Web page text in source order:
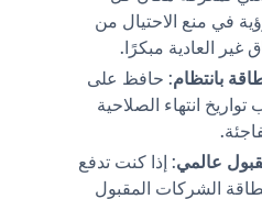
في منع الاحتيال من
غير العادية مبكرًا.
بانتظام: حافظ على
انتهاء الصلاحية
عالمي: إذا كنت تدفع
الشركات المقبول